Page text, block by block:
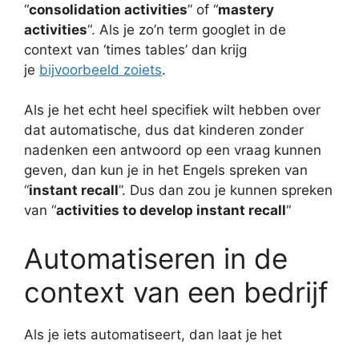
“consolidation activities” of “mastery
activities“. Als je zo’n term googlet in de
context van ‘times tables’ dan krijg
je bijvoorbeeld zoiets.
Als je het echt heel specifiek wilt hebben over
dat automatische, dus dat kinderen zonder
nadenken een antwoord op een vraag kunnen
geven, dan kun je in het Engels spreken van
“instant recall”. Dus dan zou je kunnen spreken
van “activities to develop instant recall“
Automatiseren in de
context van een bedrijf
Als je iets automatiseert, dan laat je het